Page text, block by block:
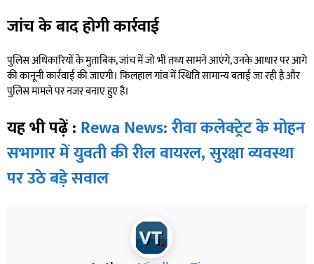
जांच के बाद होगी कार्रवाई
पुलिस अधिकारियों के मुताबिक, जांच में जो भी तथ्य सामने आएंगे, उनके आधार पर आगे
की कानूनी कार्रवाई की जाएगी। फिलहाल गांव में स्थिति सामान्य बताई जा रही है और
पुलिस मामले पर नजर बनाए हुए है।
यह भी पढ़ें : Rewa News: रीवा कलेक्ट्रेट के मोहन
सभागार में युवती की रील वायरल, सुरक्षा व्यवस्था
पर उठे बड़े सवाल